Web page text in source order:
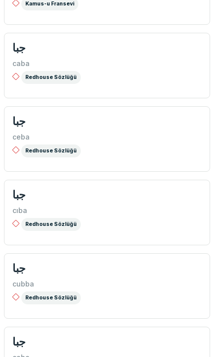
Kamus-u Fransevi
جبا
caba
Redhouse Sözlüğü
جبا
ceba
Redhouse Sözlüğü
جبا
cıba
Redhouse Sözlüğü
جبا
cubba
Redhouse Sözlüğü
جبا